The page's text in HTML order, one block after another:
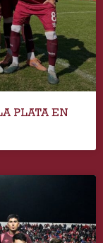
PLATA EN